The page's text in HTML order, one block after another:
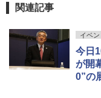
関連記事
イベン
今日
が開
0”の